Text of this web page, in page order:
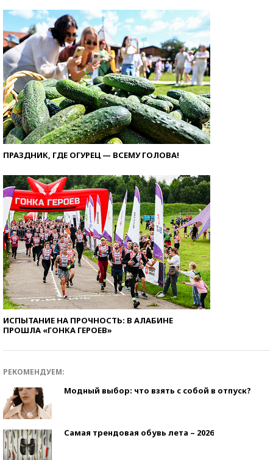
ПРАЗДНИК, ГДЕ ОГУРЕЦ — ВСЕМУ ГОЛОВА!
ИСПЫТАНИЕ НА ПРОЧНОСТЬ: В АЛАБИНЕ
ПРОШЛА «ГОНКА ГЕРОЕВ»
РЕКОМЕНДУЕМ:
Модный выбор: что взять с собой в отпуск?
Самая трендовая обувь лета – 2026